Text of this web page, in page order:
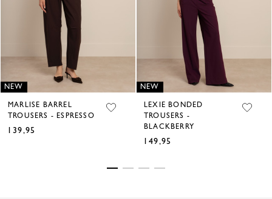
NEW
MARLISE BARREL
TROUSERS - ESPRESSO
139,95
NEW
LEXIE BONDED
TROUSERS -
BLACKBERRY
149,95